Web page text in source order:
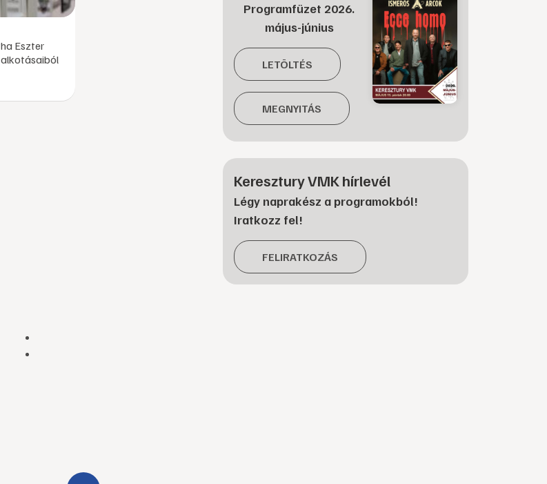
Eszter
Programfüzet 2026.
május-június
LETÖLTÉS
MEGNYITÁS
Keresztury VMK hírlevél
Légy naprakész a programokból!
Iratkozz fel!
FELIRATKOZÁS